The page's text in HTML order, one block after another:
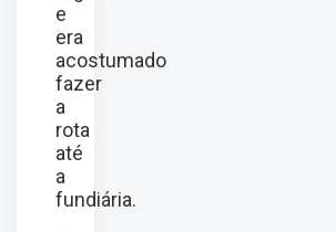
e
era
acostumado
fazer
a
rota
até
a
fundiária.